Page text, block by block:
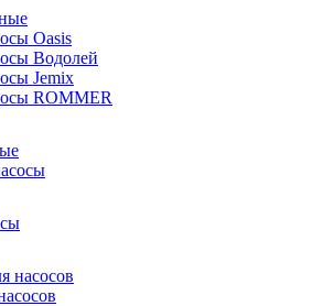
Oasis
Водолей
Jemix
ROMMER
насосов